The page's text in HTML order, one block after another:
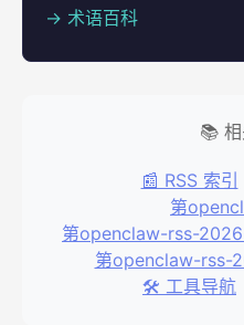
→ 术语百科
📚
📰 RSS 索引
第
第openclaw-rss-
第openclaw-rss-
🛠️ 工具导航